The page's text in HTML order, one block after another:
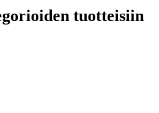
tuotteisiin